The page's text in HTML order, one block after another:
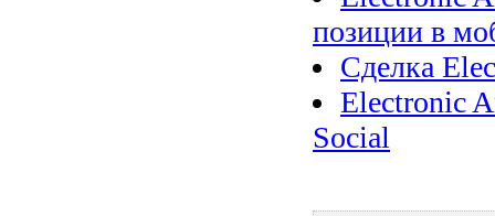
позиции в
Сделка
Electronic
Social